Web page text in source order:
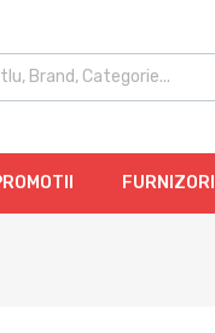
FURNIZORI